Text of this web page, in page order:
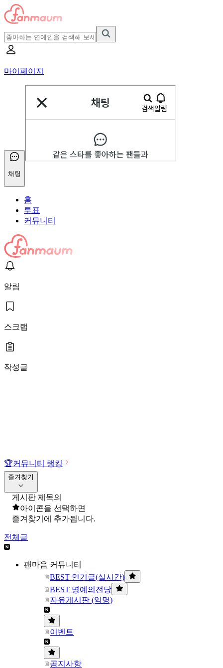
마이페이지
채팅
홈
투표
커뮤니티
알림
스크랩
작성글
🏆커뮤니티 랭킹
즐겨찾기
게시판 제목의
아이콘을 선택하면
즐겨찾기에 추가됩니다.
전체글
팬마음 커뮤니티
BEST 인기글(실시간)
BEST 명예의전당
자유게시판 (익명)
이벤트
공지사항